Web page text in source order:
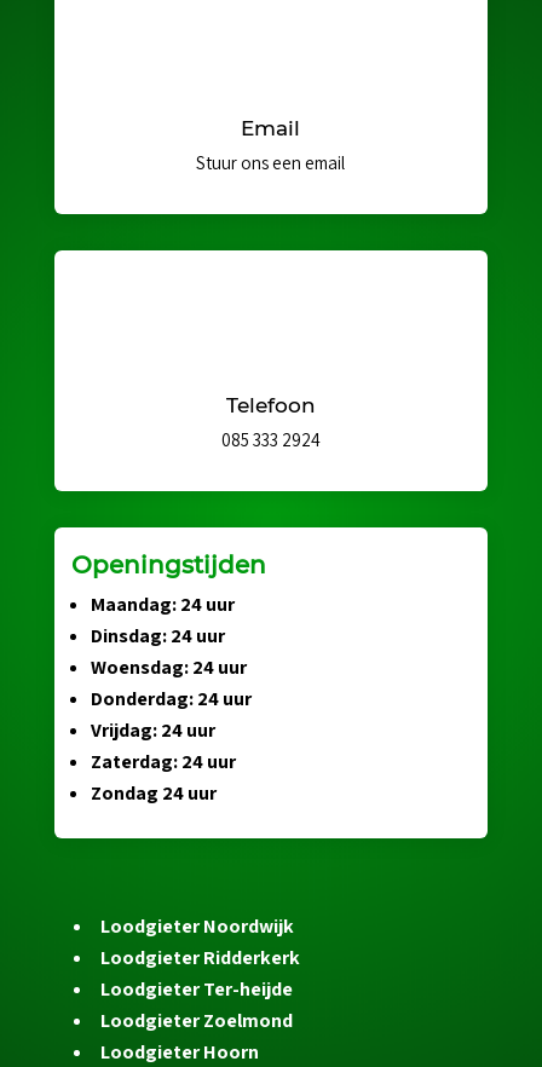
Email
Stuur ons een email
Telefoon
085 333 2924
Openingstijden
Maandag: 24 uur
Dinsdag: 24 uur
Woensdag: 24 uur
Donderdag: 24 uur
Vrijdag: 24 uur
Zaterdag: 24 uur
Zondag 24 uur
Loodgieter Noordwijk
Loodgieter Ridderkerk
Loodgieter Ter-heijde
Loodgieter Zoelmond
Loodgieter Hoorn